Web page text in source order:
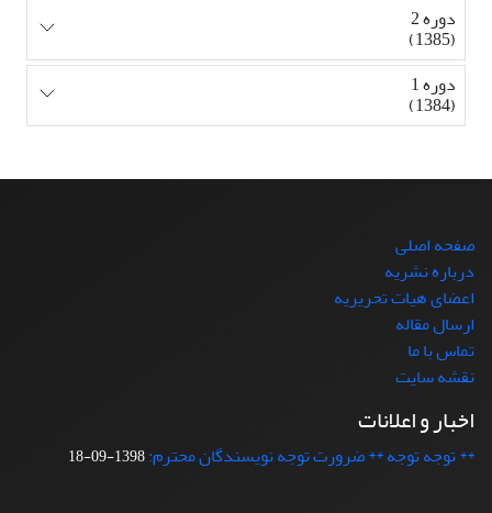
دوره 2
(1385)
دوره 1
(1384)
صفحه اصلی
درباره نشریه
اعضای هیات تحریریه
ارسال مقاله
تماس با ما
نقشه سایت
اخبار و اعلانات
** توجه توجه ** ضرورت توجه نویسندگان محترم:1398-09-18